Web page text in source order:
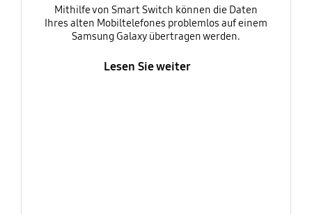
Mithilfe von Smart Switch können die Daten
Ihres alten Mobiltelefones problemlos auf einem
Samsung Galaxy übertragen werden.
Lesen Sie weiter